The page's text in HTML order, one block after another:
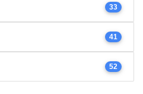
33
41
52